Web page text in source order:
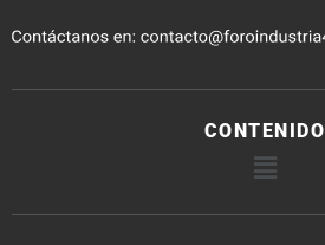
CONTENIDO